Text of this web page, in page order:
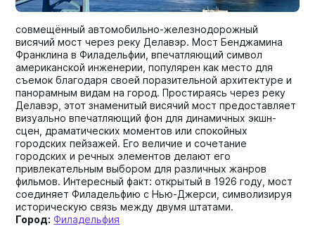
совмещённый автомобильно-железнодорожный
висячий мост через реку Делавэр. Мост Бенджамина
Франклина в Филадельфии, впечатляющий символ
американской инженерии, популярен как место для
съемок благодаря своей поразительной архитектуре и
панорамным видам на город. Простираясь через реку
Делавэр, этот знаменитый висячий мост предоставляет
визуально впечатляющий фон для динамичных экшн-
сцен, драматических моментов или спокойных
городских пейзажей. Его величие и сочетание
городских и речных элементов делают его
привлекательным выбором для различных жанров
фильмов. Интересный факт: открытый в 1926 году, мост
соединяет Филадельфию с Нью-Джерси, символизируя
историческую связь между двумя штатами.
Город: Филадельфия